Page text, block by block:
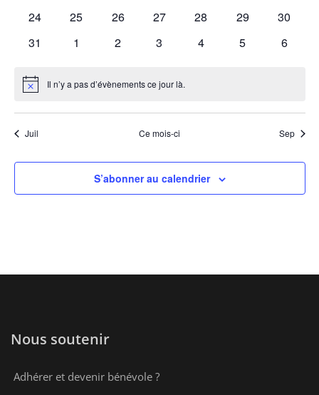
0
24
0
25
0
26
0
27
0
28
0
29
0
30
0
31
0
1
0
2
0
3
0
4
0
5
0
6
Notice Il n’y a pas d’évènements ce jour là.
Juil Ce mois-ci Sep
S’abonner au calendrier
Nous soutenir
Adhérer et devenir bénévole ?